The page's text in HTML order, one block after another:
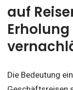
auf
Die Bedeutung